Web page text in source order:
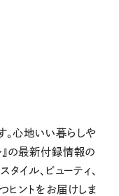
。心地いい暮らしや
』の最新付録情報の
タイル、ビューティ、
ヒントをお届けしま